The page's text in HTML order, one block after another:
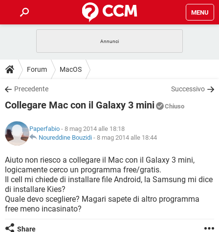
MENU
INTRATTENIMENTO
iOS
INSTAGRAM WHATSAPP
TIKTOK
HARDWARE
GUIDE
COVID-19
INSTAGRAM WHATSAPP
TIKTOK
HARDWARE
DOWNLOAD
COVID-19 GAMING
INTRATTENIMENTO
iOS WINDOWS 10
INSTAGRAM WHATSAPP
TIKTOK FACEBOOK
HARDWARE
FORUM
COVID-19 GAMING
INTRATTENIMENTO
iOS WINDOWS 10
INSTAGRAM WHATSAPP
TIKTOK FACEBOOK
HARDWARE
GLOSSARIO
COVID-19
INTRATTENIMENTO ANDROID
iOS
INSTAGRAM WHATSAPP
TIKTOK
Forum MacOS
Precedente Successivo
Collegare Mac con il Galaxy 3 mini Chiuso
Paperfabio - 8 mag 2014 alle 18:18
Noureddine Bouzidi - 8 mag 2014 alle 18:44
Aiuto non riesco a collegare il Mac con il Galaxy 3 mini,
logicamente cerco un programma free/gratis.
Il cell mi chiede di installare file Android, la Samsung mi dice
di installare Kies?
Quale devo scegliere? Magari sapete di altro programma
free meno incasinato?
Share